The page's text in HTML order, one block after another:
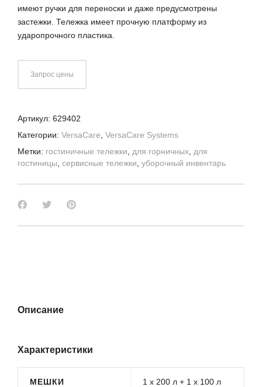
имеют ручки для переноски и даже предусмотрены
застежки. Тележка имеет прочную платформу из
ударопрочного пластика.
Запрос цены
Артикул: 629402
Категории: VersaCare VersaCare Systems
Метки: гостиничные тележки для горничных для
гостиницы сервисные тележки уборочный инвентарь
Описание
Характеристики
МЕШКИ 1 x 200 л + 1 x 100 л